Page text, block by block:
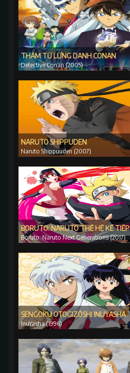
THÁM TỬ LỪNG DANH CONAN
Detective Conan (2005)
NARUTO SHIPPUDEN
Naruto Shippuuden (2007)
BORUTO: NARUTO THẾ HỆ KẾ TIẾP
Boruto: Naruto Next Generations (2017)
SENGOKU OTOGIZŌSHI INUYASHA
InuYasha (1996)